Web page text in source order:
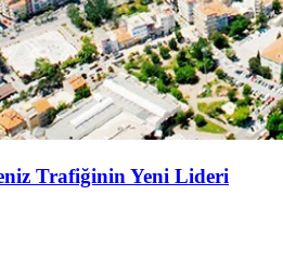
Trafiğinin Yeni Lideri